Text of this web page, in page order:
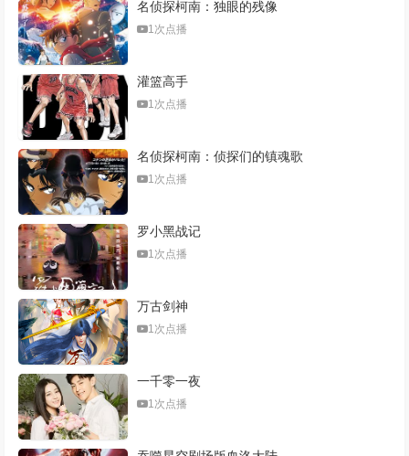
名侦探柯南：独眼的残像
1次点播
灌篮高手
1次点播
名侦探柯南：侦探们的镇魂歌
1次点播
罗小黑战记
1次点播
万古剑神
1次点播
一千零一夜
1次点播